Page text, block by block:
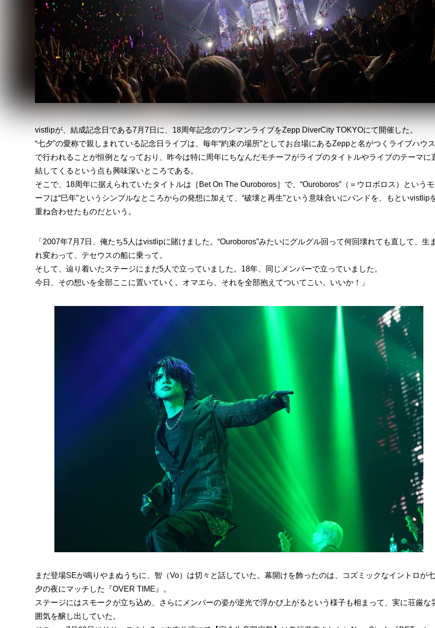
vistlipが、結成記念日である7月7日に、18周年記念のワンマンライブをZepp DiverCity TOKYOにて開催した。
“七夕”の愛称で親しまれている記念日ライブは、毎年“約束の場所”としてお台場にあるZeppと名がつくライブハウス
で行われることが恒例となっており、昨今は特に周年にちなんだモチーフがライブのタイトルやライブのテーマに
結してくるという点も興味深いところである。
そこで、18周年に据えられていたタイトルは［Bet On The Ouroboros］で、“Ouroboros”（＝ウロボロス）という
ーフは“巳年”というシンプルなところからの発想に加えて、“破壊と再生”という意味合いにバンドを、もといvistlip
重ね合わせたものだという。
「2007年7月7日、俺たち5人はvistlipに賭けました。“Ouroboros”みたいにグルグル回って何回壊れても直して、生
れ変わって、テセウスの船に乗って。
そして、辿り着いたステージにまだ5人で立っていました。18年、同じメンバーで立っていました。
今日、その想いを全部ここに置いていく。オマエら、それを全部抱えてついてこい。いいか！」
まだ登場SEが鳴りやまぬうちに、智（Vo）は切々と話していた。幕開けを飾ったのは、コズミックなイントロが七
夕の夜にマッチした『OVER TIME』。
ステージにはスモークが立ち込め、さらにメンバーの姿が逆光で浮かび上がるという様子も相まって、実に荘厳な
囲気を醸し出していた。